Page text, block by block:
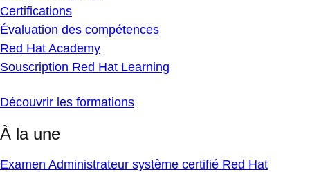
Certifications
Évaluation des compétences
Red Hat Academy
Souscription Red Hat Learning
Découvrir les formations
À la une
Examen Administrateur système certifié Red Hat